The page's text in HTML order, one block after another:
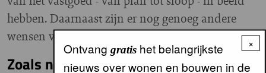
hebben. Daarnaast zijn er nog genoeg andere
wensen vanuit de stad.”
Zoals naar 3D wellicht?
×
Ontvang gratishet belangrijkste
nieuws over wonen en bouwen in de